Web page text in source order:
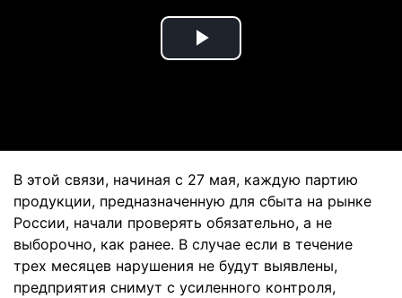
Play
В этой связи, начиная с 27 мая, каждую партию
продукции, предназначенную для сбыта на рынке
России, начали проверять обязательно, а не
выборочно, как ранее. В случае если в течение
трех месяцев нарушения не будут выявлены,
предприятия снимут с усиленного контроля,